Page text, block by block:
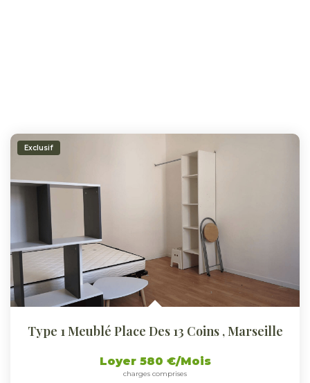
Exclusif
Type 1 Meublé Place Des 13 Coins ,Marseille
Loyer 580 €/mois
charges comprises